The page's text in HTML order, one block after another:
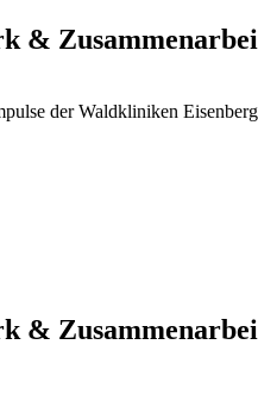
&
der Waldkliniken Eisenberg
&